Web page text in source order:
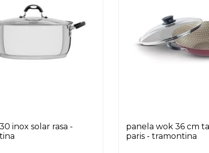
inox solar rasa -
panela wok 36 cm
paris - tramontina